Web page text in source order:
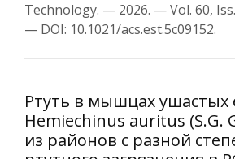
Technology. — 2026. — Vol. 60,
— DOI: 10.1021/acs.est.5c09152.
Ртуть в мышцах ушастых
Hemiechinus auritus (S.G.
из районов с разной